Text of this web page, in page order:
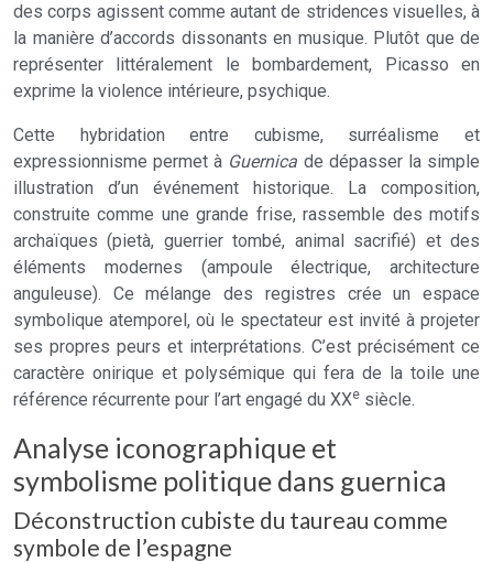
des corps agissent comme autant de stridences visuelles, à
la manière d’accords dissonants en musique. Plutôt que de
représenter littéralement le bombardement, Picasso en
exprime la violence intérieure, psychique.
Cette hybridation entre cubisme, surréalisme et
expressionnisme permet à Guernica de dépasser la simple
illustration d’un événement historique. La composition,
construite comme une grande frise, rassemble des motifs
archaïques (pietà, guerrier tombé, animal sacrifié) et des
éléments modernes (ampoule électrique, architecture
anguleuse). Ce mélange des registres crée un espace
symbolique atemporel, où le spectateur est invité à projeter
ses propres peurs et interprétations. C’est précisément ce
caractère onirique et polysémique qui fera de la toile une
référence récurrente pour l’art engagé du XXe siècle.
Analyse iconographique et
symbolisme politique dans guernica
Déconstruction cubiste du taureau comme
symbole de l’espagne